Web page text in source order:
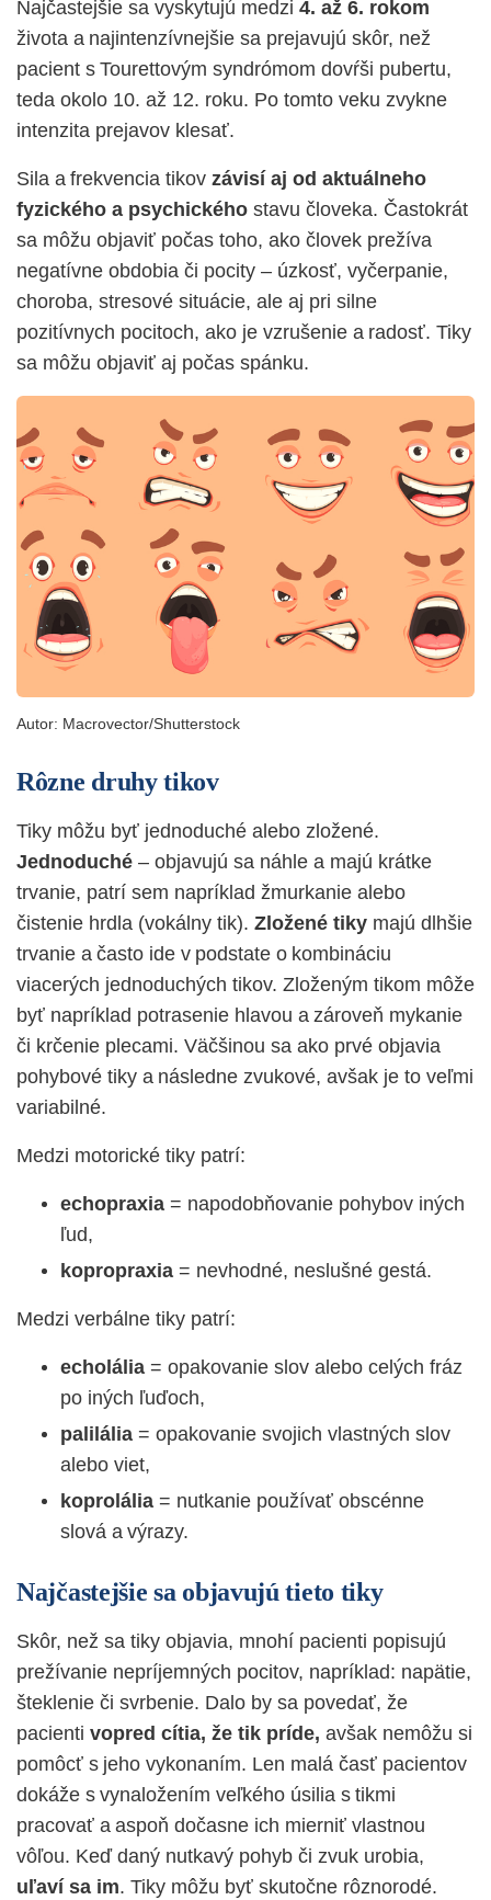
Najčastejšie sa vyskytujú medzi 4. až 6. rokom
života a najintenzívnejšie sa prejavujú skôr, než
pacient s Tourettovým syndrómom dovŕši pubertu,
teda okolo 10. až 12. roku. Po tomto veku zvykne
intenzita prejavov klesať.
Sila a frekvencia tikov závisí aj od aktuálneho
fyzického a psychického stavu človeka. Častokrát
sa môžu objaviť počas toho, ako človek prežíva
negatívne obdobia či pocity – úzkosť, vyčerpanie,
choroba, stresové situácie, ale aj pri silne
pozitívnych pocitoch, ako je vzrušenie a radosť. Tiky
sa môžu objaviť aj počas spánku.
Autor: Macrovector/Shutterstock
Rôzne druhy tikov
Tiky môžu byť jednoduché alebo zložené.
Jednoduché – objavujú sa náhle a majú krátke
trvanie, patrí sem napríklad žmurkanie alebo
čistenie hrdla (vokálny tik). Zložené tiky majú dlhšie
trvanie a často ide v podstate o kombináciu
viacerých jednoduchých tikov. Zloženým tikom môže
byť napríklad potrasenie hlavou a zároveň mykanie
či krčenie plecami. Väčšinou sa ako prvé objavia
pohybové tiky a následne zvukové, avšak je to veľmi
variabilné.
Medzi motorické tiky patrí:
echopraxia = napodobňovanie pohybov iných
ľud,
kopropraxia = nevhodné, neslušné gestá.
Medzi verbálne tiky patrí:
echolália = opakovanie slov alebo celých fráz
po iných ľuďoch,
palilália = opakovanie svojich vlastných slov
alebo viet,
koprolália = nutkanie používať obscénne
slová a výrazy.
Najčastejšie sa objavujú tieto tiky
Skôr, než sa tiky objavia, mnohí pacienti popisujú
prežívanie nepríjemných pocitov, napríklad: napätie,
šteklenie či svrbenie. Dalo by sa povedať, že
pacienti vopred cítia, že tik príde, avšak nemôžu si
pomôcť s jeho vykonaním. Len malá časť pacientov
dokáže s vynaložením veľkého úsilia s tikmi
pracovať a aspoň dočasne ich mierniť vlastnou
vôľou. Keď daný nutkavý pohyb či zvuk urobia,
uľaví sa im. Tiky môžu byť skutočne rôznorodé.